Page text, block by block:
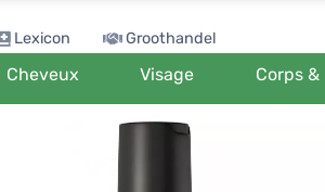
Lexicon Groothandel
Cheveux Visage Corps